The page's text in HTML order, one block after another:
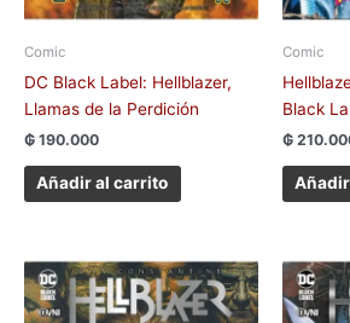
Comic
DC Black Label: Hellblazer,
Llamas de la Perdición
₲ 190.000
Añadir al carrito
Comic
Black
₲